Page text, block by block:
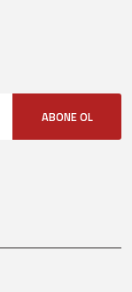
ABONE OL